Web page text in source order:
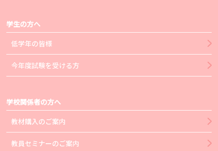
学生の方へ
低学年の皆様
今年度試験を受ける方
学校関係者の方へ
教材購入のご案内
教員セミナーのご案内